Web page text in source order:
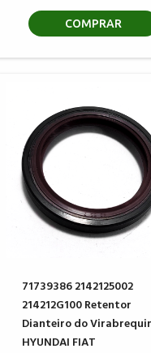
COMPRAR
71739386 2142125002
214212G100 Retentor
Dianteiro do
HYUNDAI FIAT